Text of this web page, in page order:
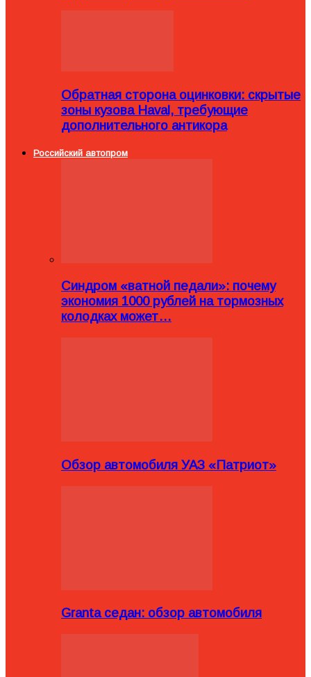
Обратная сторона оцинковки: скрытые
зоны кузова Haval, требующие
дополнительного антикора
Российский автопром
Синдром «ватной педали»: почему
экономия 1000 рублей на тормозных
колодках может…
Обзор автомобиля УАЗ «Патриот»
Granta седан: обзор автомобиля